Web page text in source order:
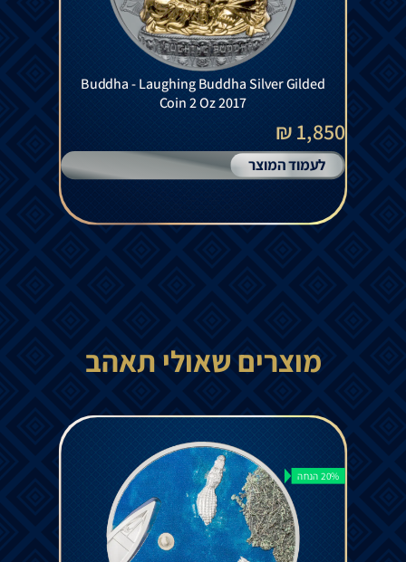
Buddha - Laughing Buddha Silver Gilded
Coin 2 Oz 2017
1,850 ₪
לעמוד המוצר
מוצרים שאולי תאהב
20% הנחה